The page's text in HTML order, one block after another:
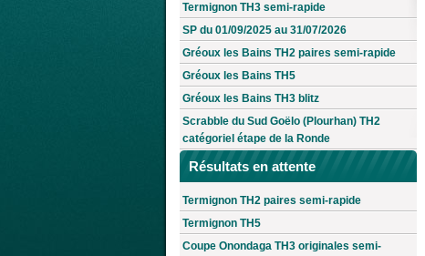
Termignon TH3 semi-rapide
SP du 01/09/2025 au 31/07/2026
Gréoux les Bains TH2 paires semi-rapide
Gréoux les Bains TH5
Gréoux les Bains TH3 blitz
Scrabble du Sud Goëlo (Plourhan) TH2
catégoriel étape de la Ronde
Résultats en attente
Termignon TH2 paires semi-rapide
Termignon TH5
Coupe Onondaga TH3 originales semi-